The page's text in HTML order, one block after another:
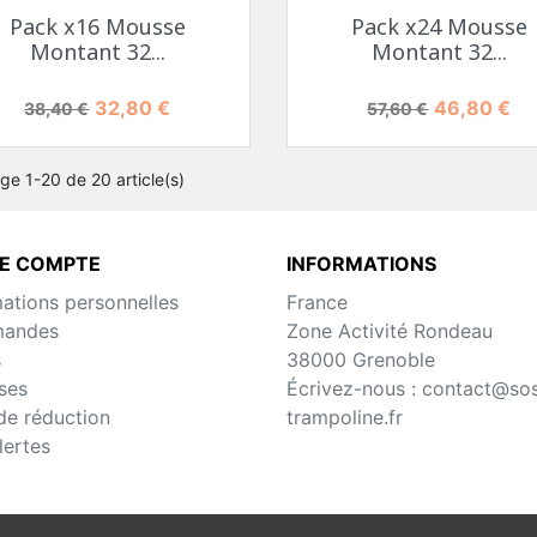
Pack x16 Mousse
Montant 32...
Prix de base
38,40 € Prix
32,80 €
Pack x24 Mousse
Montant 32...
Prix de base
57,60 € Prix
46,80 €
1-20 de 20 article(s)
COMPTE
personnelles
réduction
INFORMATIONS
France
Zone Activité Rondeau
38000 Grenoble
Écrivez-nous :
trampoline.fr